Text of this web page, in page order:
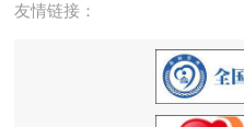
友情链接：